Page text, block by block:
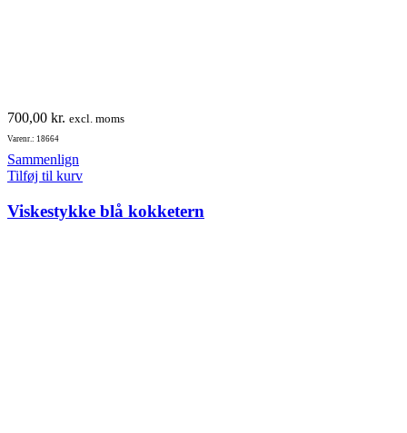
700,00 kr. excl. moms
Varenr.: 18664
Sammenlign
Tilføj til kurv
Viskestykke blå kokketern